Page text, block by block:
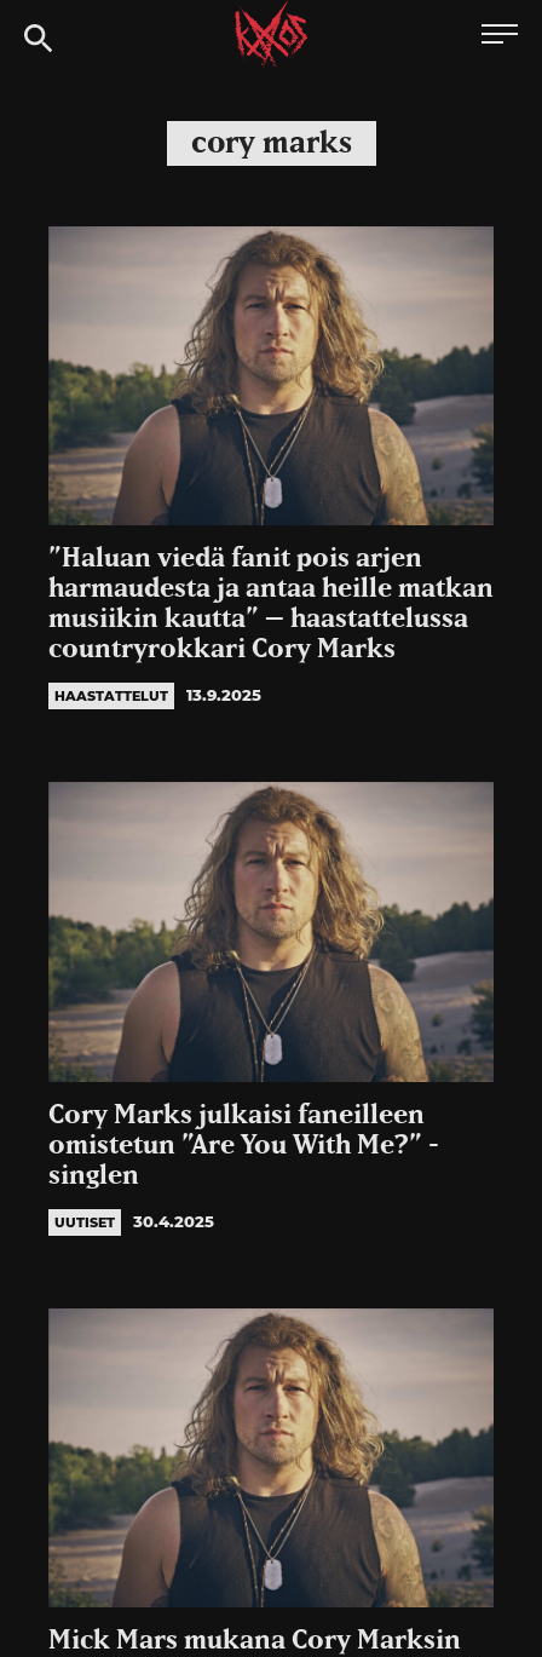
Siirry
suoraan
Kaaoszine
cory marks
”Haluan viedä fanit pois arjen
harmaudesta ja antaa heille matkan
musiikin kautta” – haastattelussa
countryrokkari Cory Marks
HAASTATTELUT 13.9.2025
Cory Marks julkaisi faneilleen
omistetun ”Are You With Me?” -
singlen
UUTISET 30.4.2025
Mick Mars mukana Cory Marksin